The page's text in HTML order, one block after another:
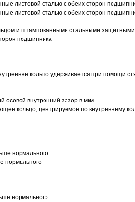
листовой сталью с обеих сторон
листовой сталью с обеих сторон
и штампованными стальными
подшипника
кольцо удерживается при помощи
осевой внутренний зазор в мкм
кольцо, центрируемое по внутреннему
нормального
нормального
нормального